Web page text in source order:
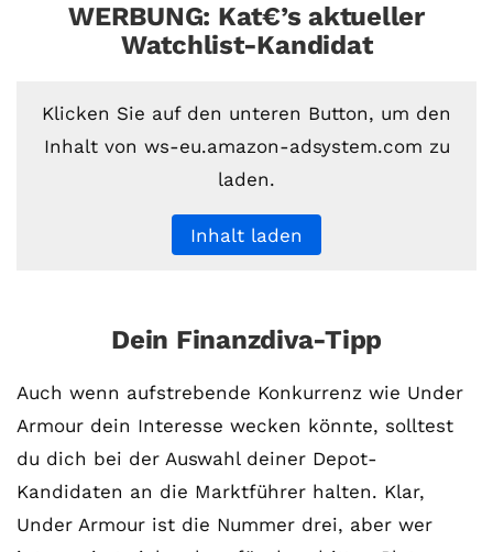
WERBUNG: Kat€’s aktueller
Watchlist-Kandidat
Klicken Sie auf den unteren Button, um den
Inhalt von ws-eu.amazon-adsystem.com zu
laden.
Inhalt laden
Dein Finanzdiva-Tipp
Auch wenn aufstrebende Konkurrenz wie Under
Armour dein Interesse wecken könnte, solltest
du dich bei der Auswahl deiner Depot-
Kandidaten an die Marktführer halten. Klar,
Under Armour ist die Nummer drei, aber wer